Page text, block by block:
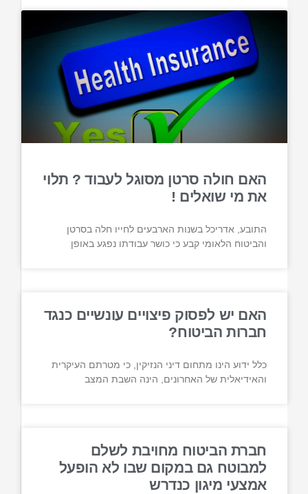
האם חולה סרטן מסוגל לעבוד ? תלוי
את מי שואלים !
התובע, אדריכל בשנות הארבעים לחייו חלה בסרטן
והביטוח הלאומי קבע כי כושר עבודתו נפגע באופן
האם יש לפסוק פיצויים עונשיים כנגד
חברות הביטוח?
כלל ידוע הינו מתחום דיני הנזיקין, כי מטרתם העיקרית
והאידיאלית של האחרונים, הינה השבת המצב
חברת הביטוח מחויבת לשלם
למבוטח גם במקום שבו לא הופעל
אמצעי מיגון כנדרש